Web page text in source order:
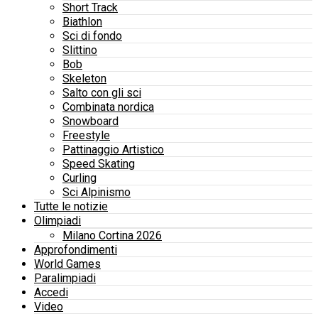
Short Track
Biathlon
Sci di fondo
Slittino
Bob
Skeleton
Salto con gli sci
Combinata nordica
Snowboard
Freestyle
Pattinaggio Artistico
Speed Skating
Curling
Sci Alpinismo
Tutte le notizie
Olimpiadi
Milano Cortina 2026
Approfondimenti
World Games
Paralimpiadi
Accedi
Video